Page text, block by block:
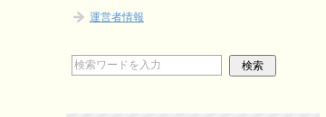
運営者情報